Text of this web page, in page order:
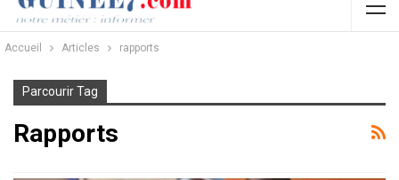
Accueil Articles rapports
Parcourir Tag
Rapports